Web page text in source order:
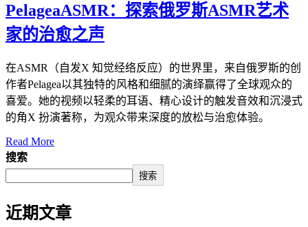
PelageaASMR：探索俄罗斯ASMR艺术
家的治愈之声
在ASMR（自发X 知觉经络反应）的世界里，来自俄罗斯的创
作者Pelagea以其独特的风格和细腻的演绎赢得了全球观众的
喜爱。她的视频以轻柔的耳语、精心设计的触发音效和沉浸式
的角X 扮演著称，为观众带来深度的放松与治愈体验。
Read More
搜索
搜索
近期文章